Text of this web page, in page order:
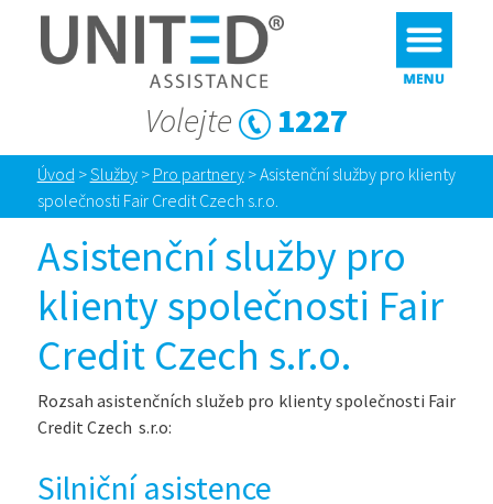
Volejte 1227
Úvod >Služby> Pro partnery>Asistenční služby pro klienty
společnosti Fair Credit Czech s.r.o.
Asistenční služby pro
klienty společnosti Fair
Credit Czech s.r.o.
Rozsah asistenčních služeb pro klienty společnosti Fair
Credit Czech s.r.o:
Silniční asistence